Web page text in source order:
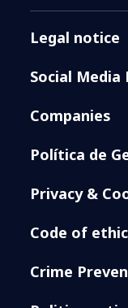
Legal notice
Social Media
Companies
Política de
Privacy &
Code of
Crime